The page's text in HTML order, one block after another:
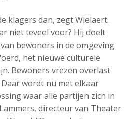
klagers dan, zegt Wielaert.
niet teveel voor? Hij doelt
bewoners in de omgeving
het nieuwe culturele
Bewoners vrezen overlast
wordt nu met elkaar
waar alle partijen zich in
directeur van Theater